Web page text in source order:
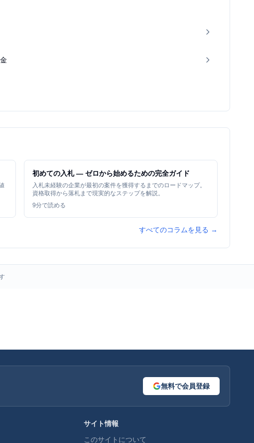
初めての入札 — ゼロから始めるための完全ガイド
入札未経験の企業が最初の案件を獲得するまでのロードマップ。
資格取得から落札まで現実的なステップを解説。
9分で読める
すべてのコラムを見る →
無料で会員登録
サイト情報
このサイトについて